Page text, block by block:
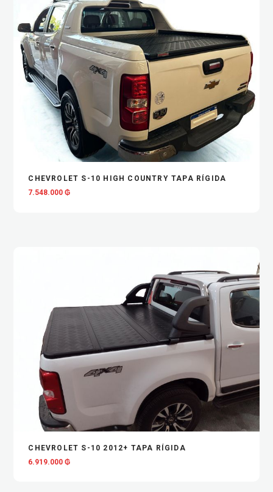
CHEVROLET S-10 HIGH COUNTRY TAPA RÍGIDA
7.548.000₲
CHEVROLET S-10 2012+ TAPA RÍGIDA
6.919.000₲